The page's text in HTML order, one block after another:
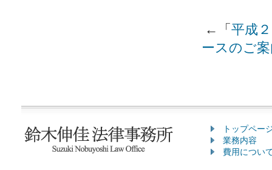
←「 平成
ースのご
トップペー
業務内容
費用につい